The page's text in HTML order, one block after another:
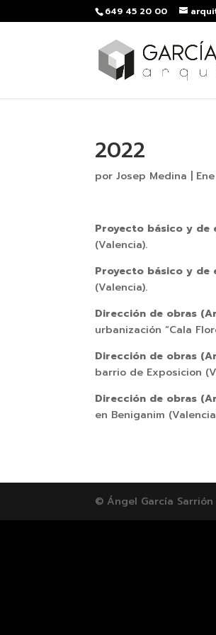
649 45 20 00
2022
porJosep Medina
Proyecto básico y de
(Valencia).
Proyecto básico y de
(Valencia).
Dirección de obras
urbanización “Cala
Dirección de obras
barrio de Exposicion
Dirección de obras
en Beniganim
© Ángel García